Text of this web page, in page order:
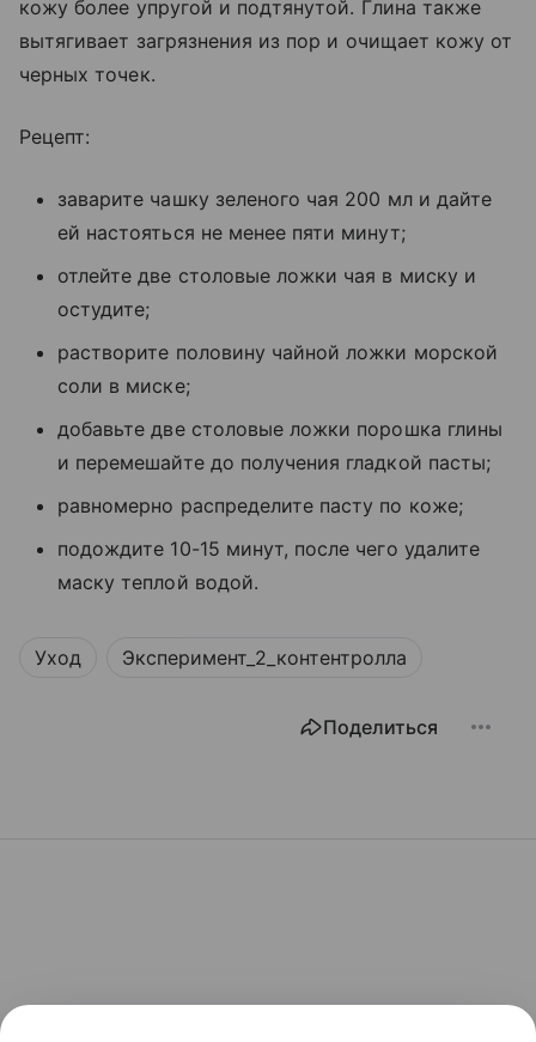
кожу более упругой и подтянутой. Глина также
вытягивает загрязнения из пор и очищает кожу от
черных точек.
Рецепт:
заварите чашку зеленого чая 200 мл и дайте
ей настояться не менее пяти минут;
отлейте две столовые ложки чая в миску и
остудите;
растворите половину чайной ложки морской
соли в миске;
добавьте две столовые ложки порошка глины
и перемешайте до получения гладкой пасты;
равномерно распределите пасту по коже;
подождите 10-15 минут, после чего удалите
маску теплой водой.
Уход Эксперимент_2_контентролла
Поделиться